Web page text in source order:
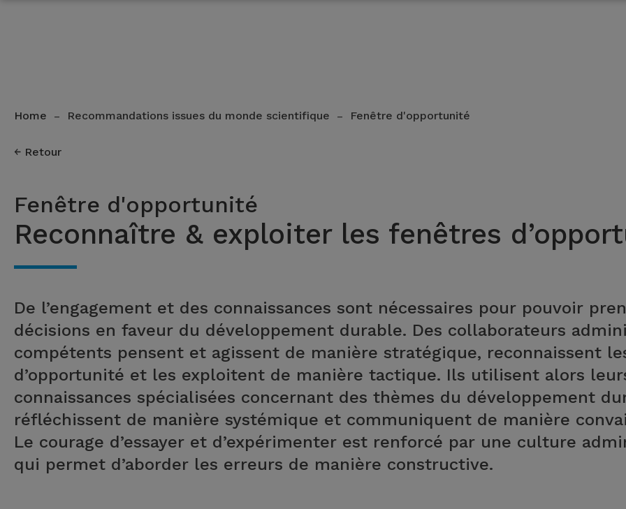
Home – Recommandations issues du monde scientifique – Fenêtre d'opportunité
Retour
Fenêtre d'opportunité
Reconnaître & exploiter les fenêtres
De l’engagement et des connaissances sont nécessaires pour pouvoir
décisions en faveur du développement durable. Des collaborateurs
compétents pensent et agissent de manière stratégique, reconnaissent
d’opportunité et les exploitent de manière tactique. Ils utilisent alors
connaissances spécialisées concernant des thèmes du développement
réfléchissent de manière systémique et communiquent de manière
Le courage d’essayer et d’expérimenter est renforcé par une culture
qui permet d’aborder les erreurs de manière constructive.